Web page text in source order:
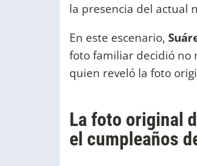
la presencia del actual
En este escenario,
foto familiar decidió no
quien reveló la foto
La foto original
el cumpleaños